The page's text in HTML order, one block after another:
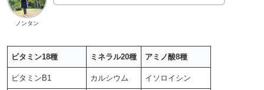
ノンタン
ビタミン18種 ミネラル20種 アミノ酸8種
ビタミンB1 カルシウム イソロイシン